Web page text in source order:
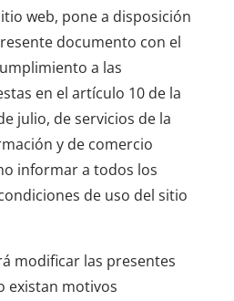
web, pone a disposición
documento con el
a las
en el artículo 10 de la
julio, de servicios de la
y de comercio
informar a todos los
de uso del sitio
modificar las presentes
existan motivos